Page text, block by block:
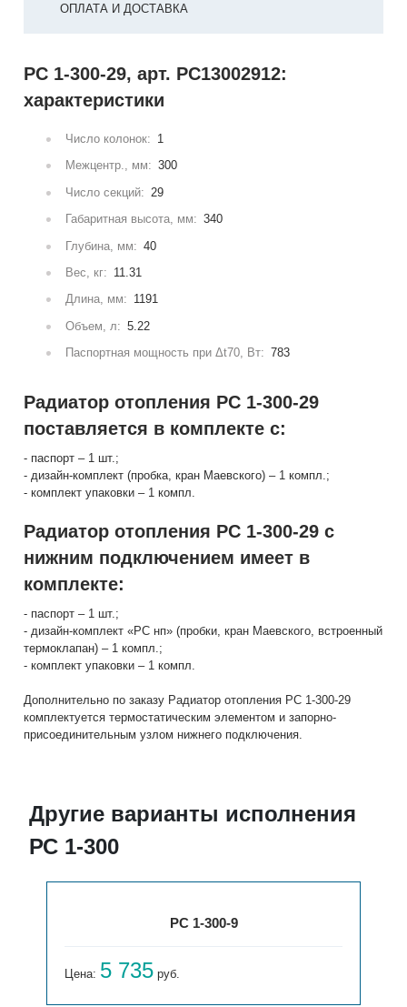
ОПЛАТА И ДОСТАВКА
РС 1-300-29, арт. РС13002912:
характеристики
Число колонок: 1
Межцентр., мм: 300
Число секций: 29
Габаритная высота, мм: 340
Глубина, мм: 40
Вес, кг: 11.31
Длина, мм: 1191
Объем, л: 5.22
Паспортная мощность при Δt70, Вт: 783
Радиатор отопления РС 1-300-29
поставляется в комплекте с:
- паспорт – 1 шт.;
- дизайн-комплект (пробка, кран Маевского) – 1 компл.;
- комплект упаковки – 1 компл.
Радиатор отопления РС 1-300-29 с
нижним подключением имеет в
комплекте:
- паспорт – 1 шт.;
- дизайн-комплект «РС нп» (пробки, кран Маевского, встроенный
термоклапан) – 1 компл.;
- комплект упаковки – 1 компл.
Дополнительно по заказу Радиатор отопления РС 1-300-29
комплектуется термостатическим элементом и запорно-
присоединительным узлом нижнего подключения.
Другие варианты исполнения
РС 1-300
РС 1-300-9
Цена: 5 735 руб.